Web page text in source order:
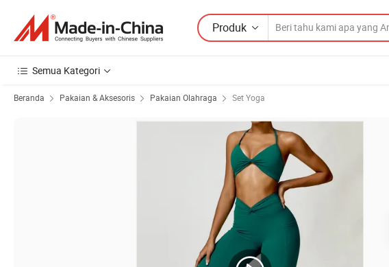
Produk
Semua Kategori
Beranda Pakaian & Aksesoris Pakaian Olahraga Set Yoga